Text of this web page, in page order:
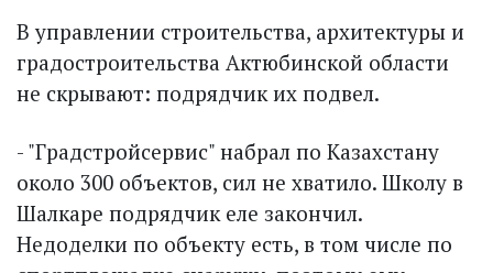
В управлении строительства, архитектуры и
градостроительства Актюбинской области
не скрывают: подрядчик их подвел.
- "Градстройсервис" набрал по Казахстану
около 300 объектов, сил не хватило. Школу в
Шалкаре подрядчик еле закончил.
Недоделки по объекту есть, в том числе по